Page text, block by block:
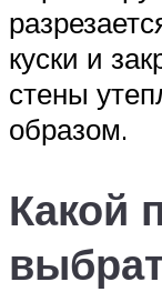
куски и
стены
образом.
Какой